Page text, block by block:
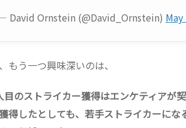
David Ornstein (@David_Ornstein)
もう一つ興味深いのは、
目のストライカー獲得はエンケティアが
獲得したとしても、若手ストライカーに